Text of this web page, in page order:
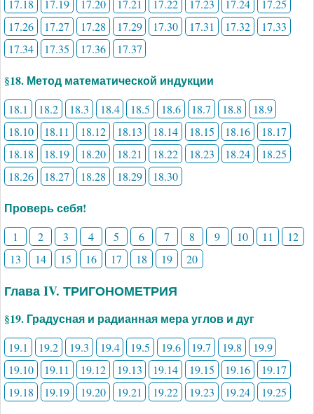
17.18
17.19 17.20 17.21 17.22 17.23 17.24
17.25
17.26
17.27 17.28 17.29 17.30 17.31 17.32
17.33
17.34
17.35 17.36 17.37
§18. Метод математической индукции
18.1 18.2 18.3 18.4 18.5 18.6 18.7 18.8
18.9
18.10
18.11 18.12 18.13 18.14 18.15 18.16
18.17
18.18
18.19 18.20 18.21 18.22 18.23 18.24
18.25
18.26
18.27 18.28 18.29 18.30
Проверь себя!
1 2 3 4 5 6 7 8 9 10 11
12
13
14 15 16 17 18 19 20
Глава IV. ТРИГОНОМЕТРИЯ
§19. Градусная и радианная мера углов и дуг
19.1 19.2 19.3 19.4 19.5 19.6 19.7 19.8
19.9
19.10
19.11 19.12 19.13 19.14 19.15 19.16
19.17
19.18
19.19 19.20 19.21 19.22 19.23 19.24 19.25